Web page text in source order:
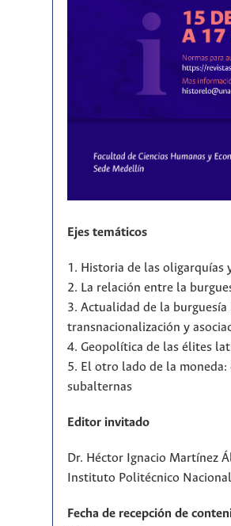
Ejes temáticos
1. Historia de las oligarquías
2. La relación entre la
3. Actualidad de la
transnacionalización y
4. Geopolítica de las élites
5. El otro lado de la moneda:
subalternas
Editor invitado
Dr. Héctor Ignacio Martínez
Instituto Politécnico
Fecha de recepción de